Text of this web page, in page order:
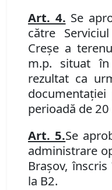
Art. 4. Se
către
Creşe a
m.p. situat
rezultat ca
perioadă de 20
Art. 5.Se
administrare
Braşov,
la B2.